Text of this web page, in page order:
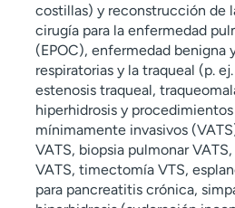
costillas) y reconstrucción de
cirugía para la enfermedad
(EPOC), enfermedad benigna
respiratorias y la traqueal (p.
estenosis traqueal,
hiperhidrosis y
mínimamente invasivos
VATS, biopsia pulmonar
VATS, timectomía VTS,
para pancreatitis crónica,